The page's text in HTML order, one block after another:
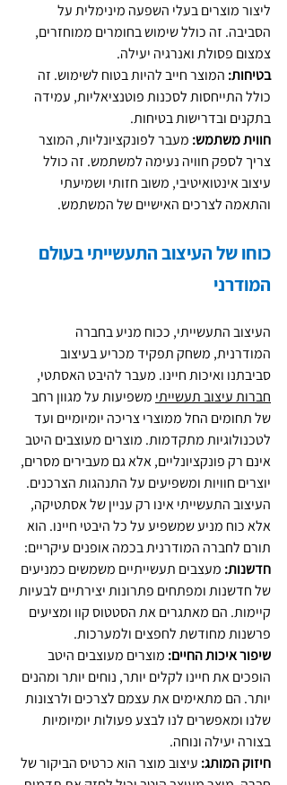
ליצור מוצרים בעלי השפעה מינימלית על
הסביבה. זה כולל שימוש בחומרים ממוחזרים,
צמצום פסולת ואנרגיה יעילה.
בטיחות: המוצר חייב להיות בטוח לשימוש. זה
כולל התייחסות לסכנות פוטנציאליות, עמידה
בתקנים ובדרישות בטיחות.
חווית משתמש: מעבר לפונקציונליות, המוצר
צריך לספק חוויה נעימה למשתמש. זה כולל
עיצוב אינטואיטיבי, משוב חזותי ושמיעתי
והתאמה לצרכים האישיים של המשתמש.
כוחו של העיצוב התעשייתי בעולם
המודרני
העיצוב התעשייתי, ככוח מניע בחברה
המודרנית, משחק תפקיד מכריע בעיצוב
סביבתנו ואיכות חיינו. מעבר להיבט האסתטי,
חברות עיצוב תעשייתי משפיעות על מגוון רחב
של תחומים החל ממוצרי צריכה יומיומיים ועד
לטכנולוגיות מתקדמות. מוצרים מעוצבים היטב
אינם רק פונקציונליים, אלא גם מעבירים מסרים,
יוצרים חוויות ומשפיעים על התנהגות הצרכנים.
העיצוב התעשייתי אינו רק עניין של אסתטיקה,
אלא כוח מניע שמשפיע על כל היבטי חיינו. הוא
תורם לחברה המודרנית בכמה אופנים עיקריים:
חדשנות: מעצבים תעשייתיים משמשים כמניעים
של חדשנות ומפתחים פתרונות יצירתיים לבעיות
קיימות. הם מאתגרים את הסטטוס קוו ומציעים
פרשנות מחודשת לחפצים ולמערכות.
שיפור איכות החיים: מוצרים מעוצבים היטב
הופכים את חיינו לקלים יותר, נוחים יותר ומהנים
יותר. הם מתאימים את עצמם לצרכים ולרצונות
שלנו ומאפשרים לנו לבצע פעולות יומיומיות
בצורה יעילה ונוחה.
חיזוק המותג: עיצוב מוצר הוא כרטיס הביקור של